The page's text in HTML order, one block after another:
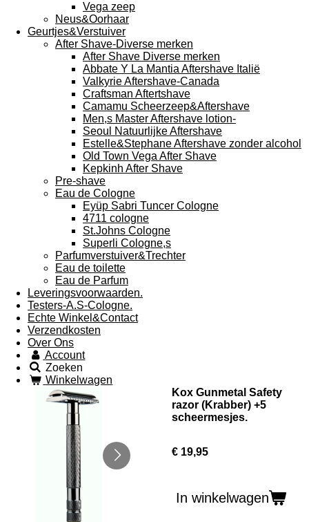
Vega zeep
Neus&Oorhaar
Geurtjes&Verstuiver
After Shave-Diverse merken
After Shave Diverse merken
Abbate Y La Mantia Aftershave Italië
Valkyrie Aftershave-Canada
Craftsman Aftertshave
Camamu Scheerzeep&Aftershave
Men,s Master Aftershave lotion-
Seoul Natuurlijke Aftershave
Estelle&Stephane Aftershave zonder alcohol
Old Town Vega After Shave
Kepkinh After Shave
Pre-shave
Eau de Cologne
Eyüp Sabri Tuncer Cologne
4711 cologne
St.Johns Cologne
Superli Cologne,s
Parfumverstuiver&Trechter
Eau de toilette
Eau de Parfum
Leveringsvoorwaarden.
Testers-A.S-Cologne.
Echte Winkel&Contact
Verzendkosten
Over Ons
Account
Zoeken
Winkelwagen
Kox Gunmetal Safety
razor (Krabber) +5
scheermesjes.
€ 19,95
In winkelwagen